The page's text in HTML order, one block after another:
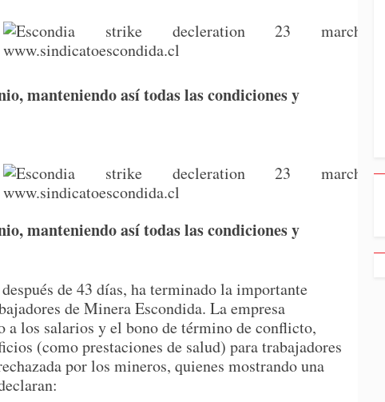
manteniendo así todas las condiciones y
manteniendo así todas las condiciones y
de 43 días, ha terminado la importante
de Minera Escondida. La empresa
a los salarios y el bono de término de conflicto,
(como prestaciones de salud) para trabajadores
por los mineros, quienes mostrando una